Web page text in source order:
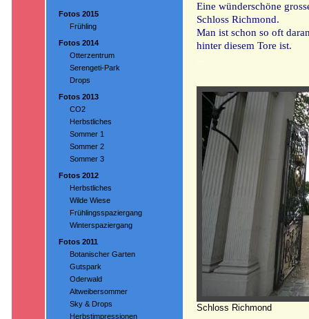
Fotos 2015
Frühling
Fotos 2014
Otterzentrum
Serengeti-Park
Drops
Fotos 2013
CO2
Herbstliches
Sommer 1
Sommer 2
Sommer 3
Fotos 2012
Herbstliches
Wilde Wiese
Frühlingsspaziergang
Winterspaziergang
Fotos 2011
Botanischer Garten
Gutspark
Oderwald
Altweibersommer
Sky & Drops
Herbstimpressionen
Eine wünderschöne
Schloss Richmond.
Man ist schon so oft
hinter diesem Tore ist.
...
Schloss Richmond